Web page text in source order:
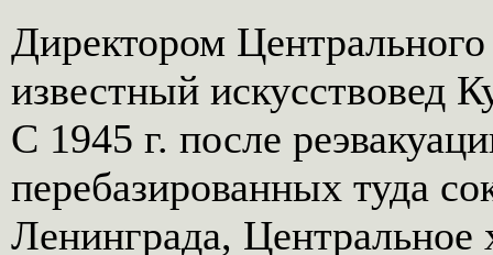
Директором
известный искусствовед
С 1945 г. после
перебазированных туда
Ленинграда,